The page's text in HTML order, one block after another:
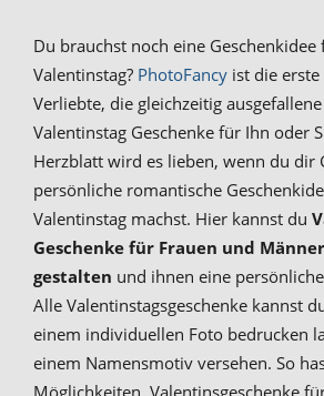
Du brauchst noch eine Geschenkidee
Valentinstag? PhotoFancy ist die
Verliebte, die gleichzeitig
Valentinstag Geschenke für Ihn oder
Herzblatt wird es lieben, wenn du dir
persönliche romantische
Valentinstag machst. Hier kannst du
Geschenke für Frauen und
gestalten und ihnen eine
Alle Valentinstagsgeschenke kannst
einem individuellen Foto bedrucken
einem Namensmotiv versehen. So
Möglichkeiten, Valentinsgeschenke